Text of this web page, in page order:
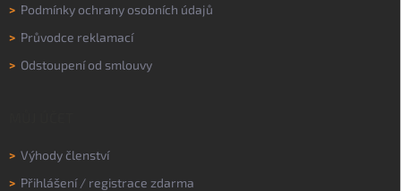
> Podmínky ochrany osobních údajů
> Průvodce reklamací
> Odstoupení od smlouvy
> Výhody členství
> Přihlášení/ registrace zdarma